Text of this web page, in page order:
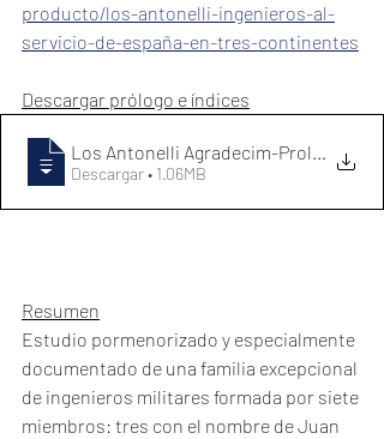
producto/los-antonelli-ingenieros-al-
servicio-de-españa-en-tres-continentes
Descargar prólogo e índices
Los Antonelli Agradecim-Prologo-
Descargar • 1.06MB
Resumen
Estudio pormenorizado y especialmente
documentado de una familia excepcional
de ingenieros militares formada por siete
miembros: tres con el nombre de Juan